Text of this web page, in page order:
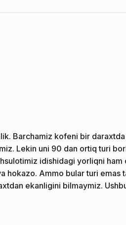
Barchamiz kofeni bir
Lekin uni 90 dan ortiq turi
idishidagi yorliqni
hokazo. Ammo bular turi emas
ekanligini bilmaymiz.